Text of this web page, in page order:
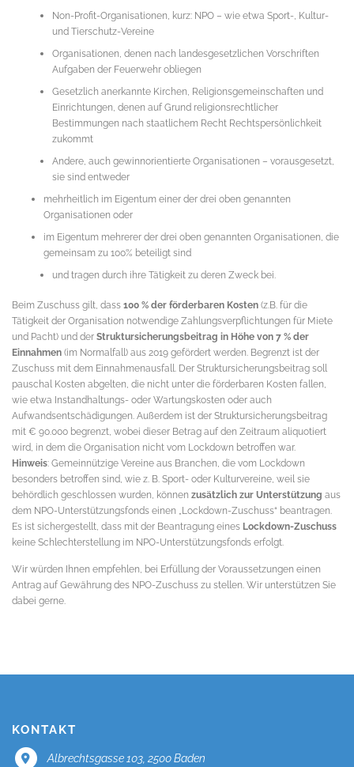
Non-Profit-Organisationen, kurz: NPO – wie etwa Sport-, Kultur-
und Tierschutz-Vereine
Organisationen, denen nach landesgesetzlichen Vorschriften
Aufgaben der Feuerwehr obliegen
Gesetzlich anerkannte Kirchen, Religionsgemeinschaften und
Einrichtungen, denen auf Grund religionsrechtlicher
Bestimmungen nach staatlichem Recht Rechtspersönlichkeit
zukommt
Andere, auch gewinnorientierte Organisationen – vorausgesetzt,
sie sind entweder
mehrheitlich im Eigentum einer der drei oben genannten
Organisationen oder
im Eigentum mehrerer der drei oben genannten Organisationen, die
gemeinsam zu 100% beteiligt sind
und tragen durch ihre Tätigkeit zu deren Zweck bei.
Beim Zuschuss gilt, dass 100 % der förderbaren Kosten (z.B. für die
Tätigkeit der Organisation notwendige Zahlungsverpflichtungen für Miete
und Pacht) und der Struktursicherungsbeitrag in Höhe von 7 % der
Einnahmen (im Normalfall) aus 2019 gefördert werden. Begrenzt ist der
Zuschuss mit dem Einnahmenausfall. Der Struktursicherungsbeitrag soll
pauschal Kosten abgelten, die nicht unter die förderbaren Kosten fallen,
wie etwa Instandhaltungs- oder Wartungskosten oder auch
Aufwandsentschädigungen. Außerdem ist der Struktursicherungsbeitrag
mit € 90.000 begrenzt, wobei dieser Betrag auf den Zeitraum aliquotiert
wird, in dem die Organisation nicht vom Lockdown betroffen war.
Hinweis: Gemeinnützige Vereine aus Branchen, die vom Lockdown
besonders betroffen sind, wie z. B. Sport- oder Kulturvereine, weil sie
behördlich geschlossen wurden, können zusätzlich zur Unterstützung aus
dem NPO-Unterstützungsfonds einen „Lockdown-Zuschuss“ beantragen.
Es ist sichergestellt, dass mit der Beantragung eines Lockdown-Zuschuss
keine Schlechterstellung im NPO-Unterstützungsfonds erfolgt.
Wir würden Ihnen empfehlen, bei Erfüllung der Voraussetzungen einen
Antrag auf Gewährung des NPO-Zuschuss zu stellen. Wir unterstützen Sie
dabei gerne.
KONTAKT
Albrechtsgasse 103, 2500 Baden